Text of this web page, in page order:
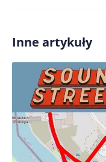
Inne artykuły